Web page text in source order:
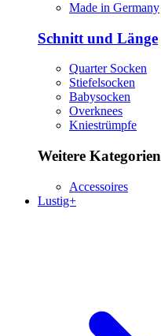
Made in Germany
Schnitt und Länge
Quarter Socken
Stiefelsocken
Babysocken
Overknees
Kniestrümpfe
Weitere Kategorien
Accessoires
Lustig+